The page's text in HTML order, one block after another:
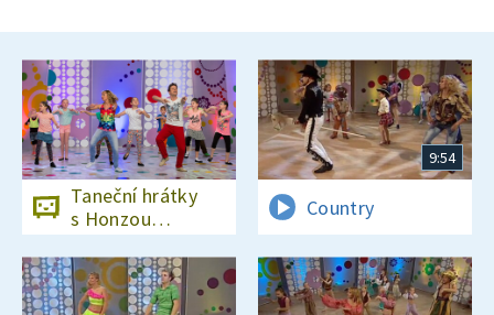
Taneční hrátky
s Honzou
Onderem
9:54
Country